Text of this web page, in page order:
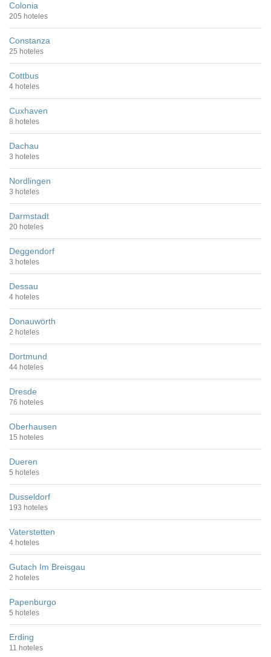
Colonia
205 hoteles
Constanza
25 hoteles
Cottbus
4 hoteles
Cuxhaven
8 hoteles
Dachau
3 hoteles
Nordlingen
3 hoteles
Darmstadt
20 hoteles
Deggendorf
3 hoteles
Dessau
4 hoteles
Donauwörth
2 hoteles
Dortmund
44 hoteles
Dresde
76 hoteles
Oberhausen
15 hoteles
Dueren
5 hoteles
Dusseldorf
193 hoteles
Vaterstetten
4 hoteles
Gutach Im Breisgau
2 hoteles
Papenburgo
5 hoteles
Erding
11 hoteles